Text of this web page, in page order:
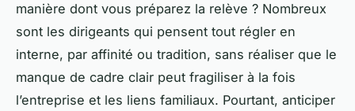
manière dont vous préparez la relève ? Nombreux
sont les dirigeants qui pensent tout régler en
interne, par affinité ou tradition, sans réaliser que le
manque de cadre clair peut fragiliser à la fois
l’entreprise et les liens familiaux. Pourtant, anticiper